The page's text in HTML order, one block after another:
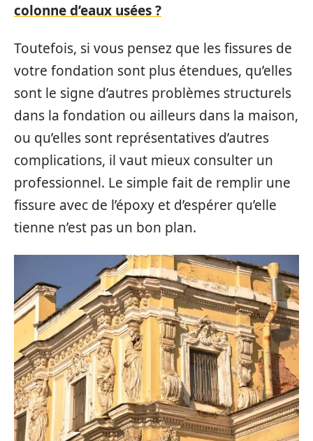
colonne d’eaux usées ?
Toutefois, si vous pensez que les fissures de
votre fondation sont plus étendues, qu’elles
sont le signe d’autres problèmes structurels
dans la fondation ou ailleurs dans la maison,
ou qu’elles sont représentatives d’autres
complications, il vaut mieux consulter un
professionnel. Le simple fait de remplir une
fissure avec de l’époxy et d’espérer qu’elle
tienne n’est pas un bon plan.